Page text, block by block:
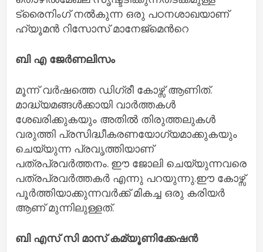
ട്രൈനിംഗ് നൽകുന്ന ഒരു പഠനശാഖയാണ്
ഹ്യൂമൻ റിസോസ് മാനേജ്മെൻറെ
ബി എ ജേർണലിസം
മൂന്ന് വർഷത്തെ ഡിഗ്രീ കോഴ്സ് ആണിത്.
മാദ്ധ്യമങ്ങൾക്കായി വാർത്തകൾ
ശേഖരിക്കുകയും അതിൽ തിരുത്തലുകൾ
വരുത്തി പ്രസിദ്ധീകരണയോഗ്യമാക്കുകയും
ചെയ്യുന്ന പ്രവൃത്തിയാണ്
പത്രപ്രവർത്തനം. ഈ ജോലി ചെയ്യുന്നവരെ
പത്രപ്രവർത്തകർ എന്നു പറയുന്നു.ഈ കോഴ്സ്
പൂർത്തിയാക്കുന്നവർക്ക് മികച്ച ഒരു കരിയർ
ആണ് മുന്നിലുള്ളത്.
ബി എസ് സി മാസ് കമ്യൂണിക്കേഷൻ